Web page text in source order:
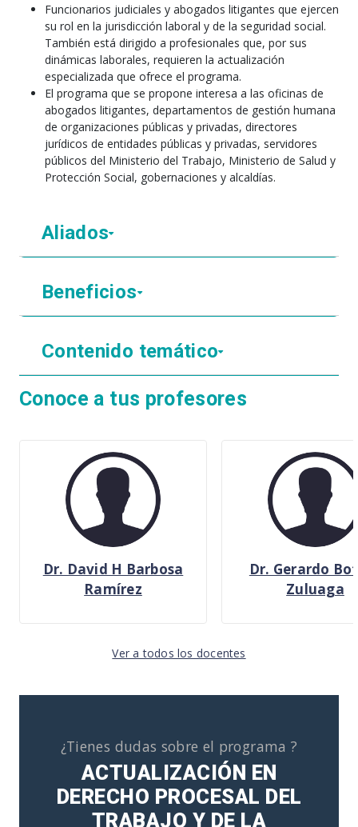
Funcionarios judiciales y abogados litigantes que ejercen
su rol en la jurisdicción laboral y de la seguridad social.
También está dirigido a profesionales que, por sus
dinámicas laborales, requieren la actualización
especializada que ofrece el programa.
El programa que se propone interesa a las oficinas de
abogados litigantes, departamentos de gestión humana
de organizaciones públicas y privadas, directores
jurídicos de entidades públicas y privadas, servidores
públicos del Ministerio del Trabajo, Ministerio de Salud y
Protección Social, gobernaciones y alcaldías.
Aliados
Beneficios
Contenido temático
Conoce a tus profesores
Dr. David H Barbosa
Ramírez
Dr. Gerardo
Zuluaga
Ver a todos los docentes
¿Tienes dudas sobre el programa ?
ACTUALIZACIÓN EN
DERECHO PROCESAL DEL
TRABAJO Y DE LA